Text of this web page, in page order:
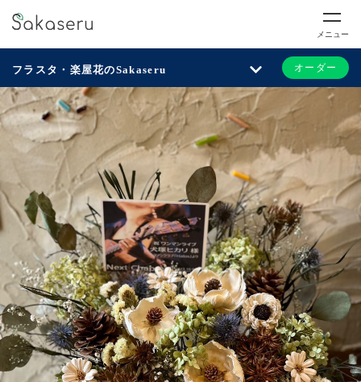
メニュー
フラスタ・楽屋花のSakaseru オーダー